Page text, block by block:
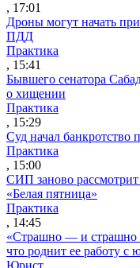
, 17:01
Дроны могут начать
ПДД
Практика
, 15:41
Бывшего сенатора
о хищении
Практика
, 15:29
Суд начал банкротство
Практика
, 15:00
СИП заново
«Белая пятница»
Практика
, 14:45
«Страшно — и страшно
что роднит ее работу с
Юрист